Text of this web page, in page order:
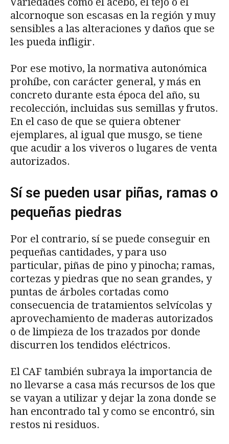
alcornoque son escasas en la región y muy
sensibles a las alteraciones y daños que se
les pueda infligir.
Por ese motivo, la normativa autonómica
prohíbe, con carácter general, y más en
concreto durante esta época del año, su
recolección, incluidas sus semillas y frutos.
En el caso de que se quiera obtener
ejemplares, al igual que musgo, se tiene
que acudir a los viveros o lugares de venta
autorizados.
Sí se pueden usar piñas, ramas o
pequeñas piedras
Por el contrario, sí se puede conseguir en
pequeñas cantidades, y para uso
particular, piñas de pino y pinocha; ramas,
cortezas y piedras que no sean grandes, y
puntas de árboles cortadas como
consecuencia de tratamientos selvícolas y
aprovechamiento de maderas autorizados
o de limpieza de los trazados por donde
discurren los tendidos eléctricos.
El CAF también subraya la importancia de
no llevarse a casa más recursos de los que
se vayan a utilizar y dejar la zona donde se
han encontrado tal y como se encontró, sin
restos ni residuos.